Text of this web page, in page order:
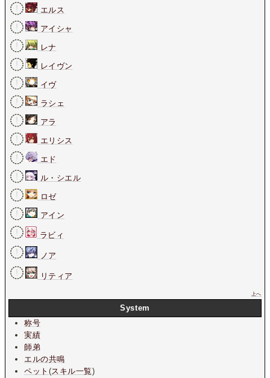
エルス
アイシャ
レナ
レイヴン
イヴ
ラシェ
アラ
エリシス
エド
ル・シエル
ロゼ
アイン
ラビィ
ノア
リティア
上へ
System
称号
実績
師弟
エルの共鳴
ペット (スキル一覧)